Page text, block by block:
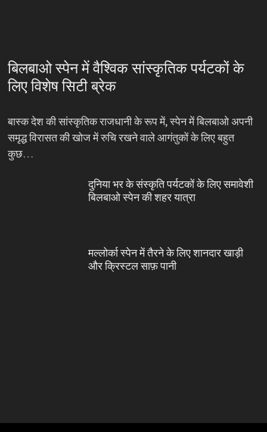
बिलबाओ स्पेन में वैश्विक सांस्कृतिक पर्यटकों के
लिए विशेष सिटी ब्रेक
बास्क देश की सांस्कृतिक राजधानी के रूप में, स्पेन में बिलबाओ अपनी
समृद्ध विरासत की खोज में रुचि रखने वाले आगंतुकों के लिए बहुत
कुछ…
दुनिया भर के संस्कृति पर्यटकों के लिए समावेशी
बिलबाओ स्पेन की शहर यात्रा
मल्लोर्का स्पेन में तैरने के लिए शानदार खाड़ी
और क्रिस्टल साफ़ पानी